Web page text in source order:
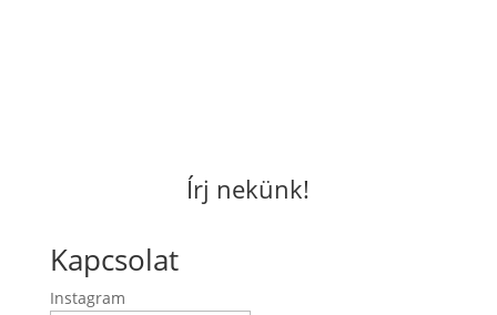
Írj nekünk!
Kapcsolat
Instagram